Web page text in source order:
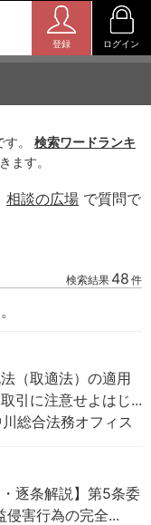
登録 ログイン
。 検索ワードランキ
ます。
相談の広場 で質問で
検索結果 48 件
（取適法）の適用
引に注意せよはじ...
総合法務オフィス
逐条解説】第5条委
害行為の完全...